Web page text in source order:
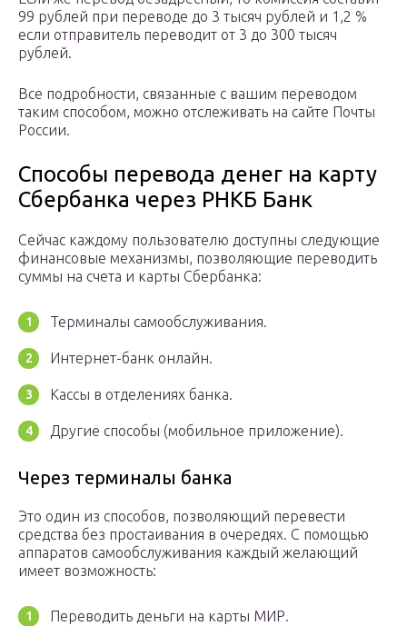
99 рублей при переводе до 3 тысяч рублей и 1,2 %
если отправитель переводит от 3 до 300 тысяч
рублей.
Все подробности, связанные с вашим переводом
таким способом, можно отслеживать на сайте Почты
России.
Способы перевода денег на карту
Сбербанка через РНКБ Банк
Сейчас каждому пользователю доступны следующие
финансовые механизмы, позволяющие переводить
суммы на счета и карты Сбербанка:
Терминалы самообслуживания.
Интернет-банк онлайн.
Кассы в отделениях банка.
Другие способы (мобильное приложение).
Через терминалы банка
Это один из способов, позволяющий перевести
средства без простаивания в очередях. С помощью
аппаратов самообслуживания каждый желающий
имеет возможность:
Переводить деньги на карты МИР.